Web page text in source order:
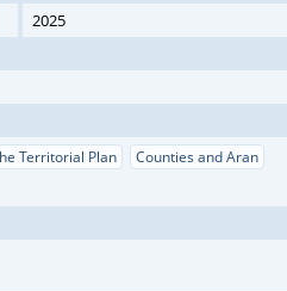
2025
Territorial Plan
Counties and Aran